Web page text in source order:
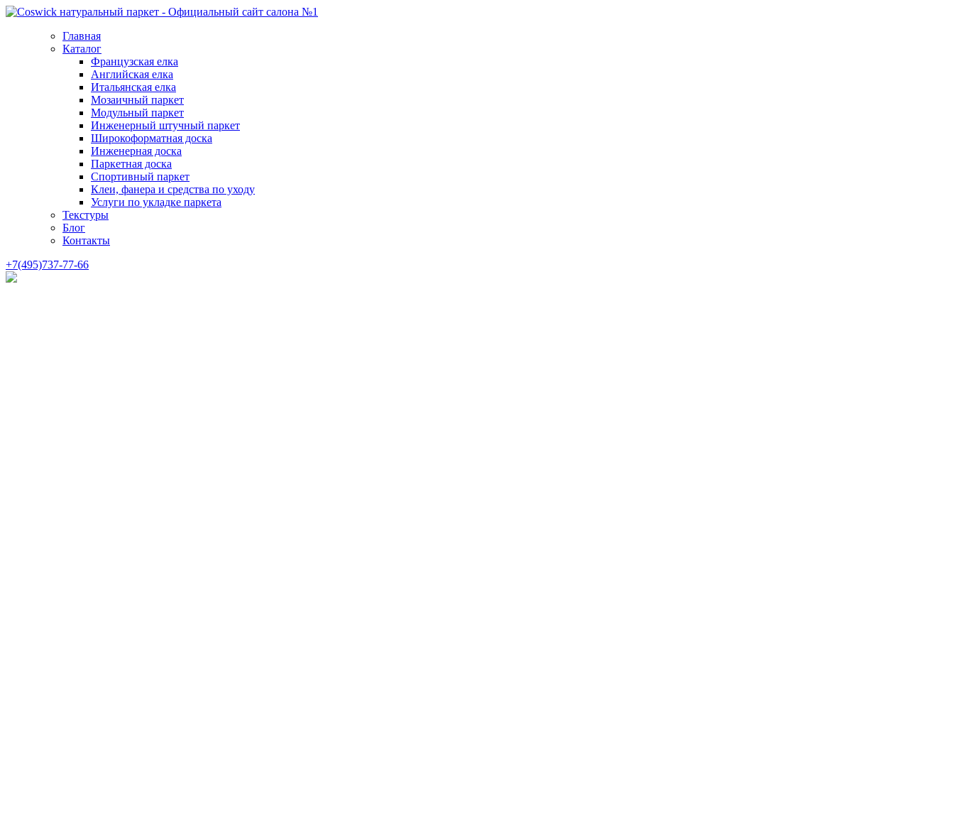
Главная
Каталог
Французская елка
Английская елка
Итальянская елка
Мозаичный паркет
Модульный паркет
Инженерный штучный паркет
Широкоформатная доска
Инженерная доска
Паркетная доска
Спортивный паркет
Клеи, фанера и средства по уходу
Услуги по укладке паркета
Текстуры
Блог
Контакты
+7(495)737-77-66